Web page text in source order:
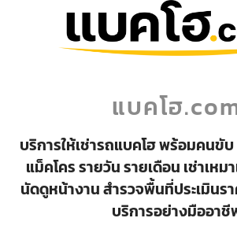
แบคโฮ
บริการให้เช่ารถแบคโฮ พร้อมคนขับ
แม็คโคร รายวัน รายเดือน เช่าเหม
นัดดูหน้างาน สำรวจพื้นที่ประเมินรา
บริการอย่างมืออาชี